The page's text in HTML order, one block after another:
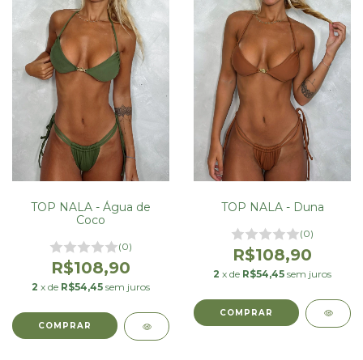
TOP NALA - Água de
Coco
(0)
R$108,90
2 x de R$54,45 sem juros
COMPRAR
TOP NALA - Duna
(0)
R$108,90
2 x de R$54,45 sem juros
COMPRAR